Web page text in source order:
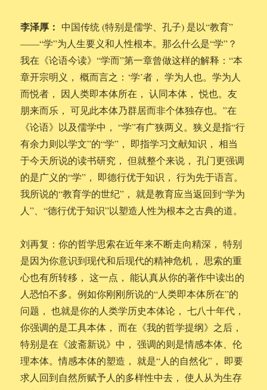
李泽厚： 中国传统 (特别是儒学、孔子) 是以“教育”
——“学”为人生要义和人性根本。那么什么是“学”？
我在《论语今读》“学而”第一章曾做这样的解释：“本
章开宗明义， 概而言之：‘学’者， 学为人也。学为人
而悦者， 因人类即本体所在， 认同本体， 悦也。友
朋来而乐， 可见此本体乃群居而非个体独存也。”在
《论语》以及儒学中， “学”有广狭两义。狭义是指“行
有余力则以学文”的“学”， 即指学习文献知识， 相当
于今天所说的读书研究， 但就整个来说， 孔门更强调
的是广义的“学”， 即德行优于知识， 行为先于语言。
我所说的“教育学的世纪”， 就是教育应当返回到“学为
人”、“德行优于知识”以塑造人性为根本之古典的道。
刘再复：你的哲学思索在近年来不断走向精深， 特别
是因为你意识到现代和后现代的精神危机， 思索的重
心也有所转移， 这一点， 能认真从你的著作中读出的
人恐怕不多。例如你刚刚所说的“人类即本体所在”的
问题， 也就是你的人类学历史本体论， 七八十年代，
你强调的是工具本体， 而在《我的哲学提纲》之后，
特别是在《波斋新说》中， 强调的则是情感本体、伦
理本体。情感本体的塑造， 就是“人的自然化”， 即要
求人回到自然所赋予人的多样性中去， 使人从为生存